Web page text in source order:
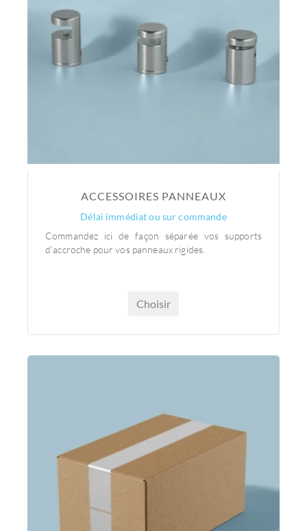
ACCESSOIRES PANNEAUX
Délai immédiat ou sur commande
Commandez ici de façon séparée vos supports
d'accroche pour vos panneaux rigides.
Choisir